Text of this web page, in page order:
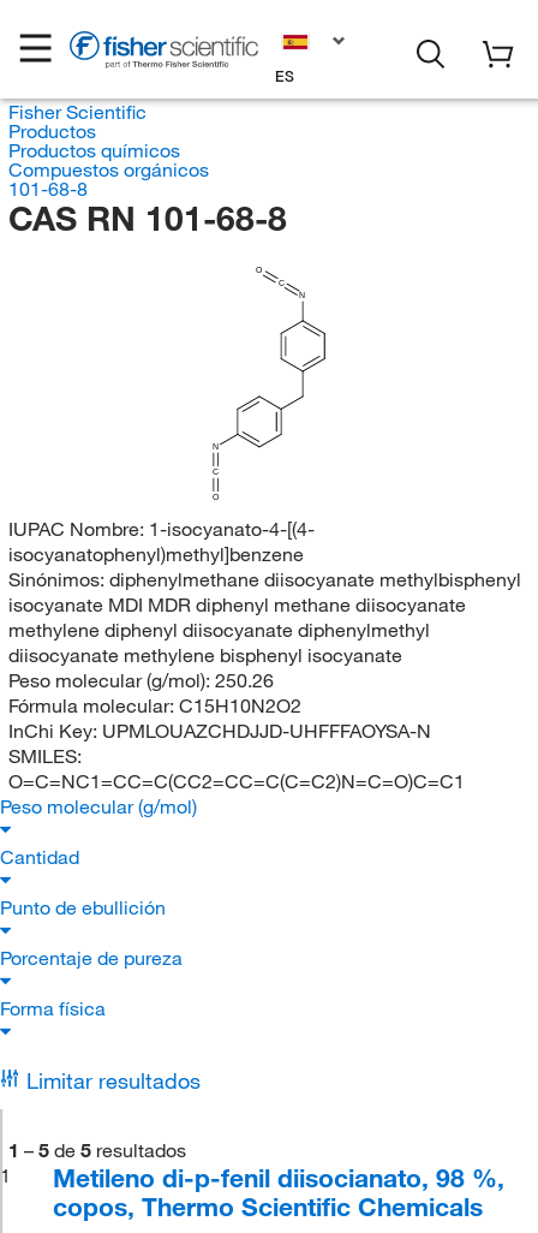
ES
Fisher Scientific
Productos
Productos químicos
Compuestos orgánicos
101-68-8
CAS RN 101-68-8
O
C
N
N
C
O
IUPAC Nombre: 1-isocyanato-4-[(4-
isocyanatophenyl)methyl]benzene
Sinónimos: diphenylmethane diisocyanate methylbisphenyl
isocyanate MDI MDR diphenyl methane diisocyanate
methylene diphenyl diisocyanate diphenylmethyl
diisocyanate methylene bisphenyl isocyanate
Peso molecular (g/mol): 250.26
Fórmula molecular: C15H10N2O2
InChi Key: UPMLOUAZCHDJJD-UHFFFAOYSA-N
SMILES:
O=C=NC1=CC=C(CC2=CC=C(C=C2)N=C=O)C=C1
Peso molecular (g/mol)
Cantidad
Punto de ebullición
Porcentaje de pureza
Forma física
Limitar resultados
1 – 5 de 5 resultados
1
Metileno di-p-fenil diisocianato, 98 %,
copos, Thermo Scientific Chemicals